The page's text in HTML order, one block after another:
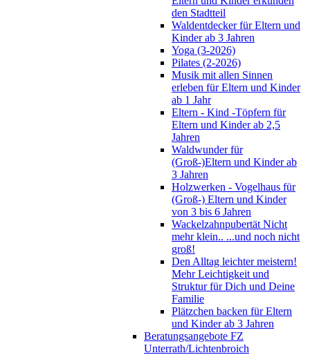
den Stadtteil
Waldentdecker für Eltern und
Kinder ab 3 Jahren
Yoga (3-2026)
Pilates (2-2026)
Musik mit allen Sinnen
erleben für Eltern und Kinder
ab 1 Jahr
Eltern - Kind -Töpfern für
Eltern und Kinder ab 2,5
Jahren
Waldwunder für
(Groß-)Eltern und Kinder ab
3 Jahren
Holzwerken - Vogelhaus für
(Groß-) Eltern und Kinder
von 3 bis 6 Jahren
Wackelzahnpubertät Nicht
mehr klein.. ...und noch nicht
groß!
Den Alltag leichter meistern!
Mehr Leichtigkeit und
Struktur für Dich und Deine
Familie
Plätzchen backen für Eltern
und Kinder ab 3 Jahren
Beratungsangebote FZ
Unterrath/Lichtenbroich